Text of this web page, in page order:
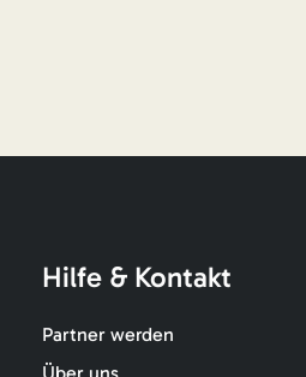
Hilfe & Kontakt
Partner werden